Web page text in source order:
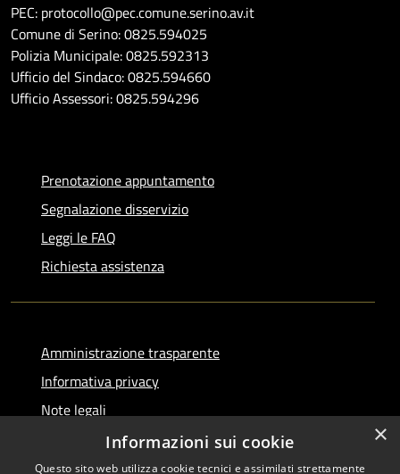
PEC: protocollo@pec.comune.serino.av.it
Comune di Serino: 0825.594025
Polizia Municipale: 0825.592313
Ufficio del Sindaco: 0825.594660
Ufficio Assessori: 0825.594296
Prenotazione appuntamento
Segnalazione disservizio
Leggi le FAQ
Richiesta assistenza
Amministrazione trasparente
Informativa privacy
Note legali
Dichiarazione di accessibilità
×
Informazioni sui cookie
Questo sito web utilizza cookie tecnici e assimilati strettamente